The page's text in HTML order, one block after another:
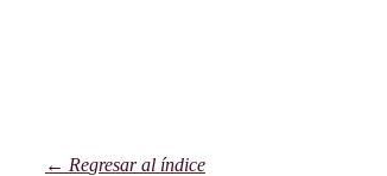
← Regresar al índice